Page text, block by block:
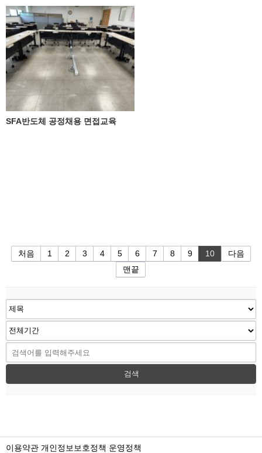
SFA반도체 공정채용 면접교육
처음 1 2 3 4 5 6 7 8 9 10
다음
맨끝
검색
이용약관 개인정보보호정책 운영정책